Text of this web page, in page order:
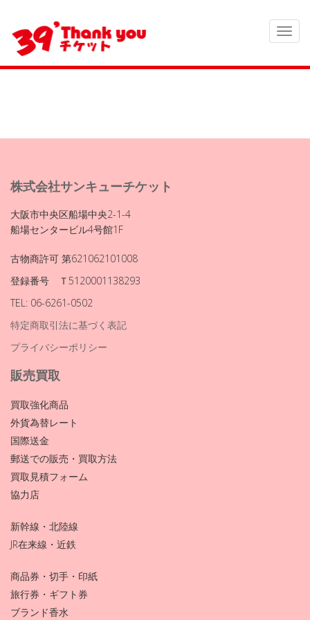
株式会社サンキューチケット
大阪市中央区船場中央2-1-4
船場センタービル4号館1F
古物商許可 第621062101008
登録番号 Ｔ5120001138293
TEL: 06-6261-0502
特定商取引法に基づく表記
プライバシーポリシー
販売買取
買取強化商品
外貨為替レート
国際送金
郵送での販売・買取方法
買取見積フォーム
協力店
新幹線・北陸線
JR在来線・近鉄
商品券・切手・印紙
旅行券・ギフト券
ブランド香水